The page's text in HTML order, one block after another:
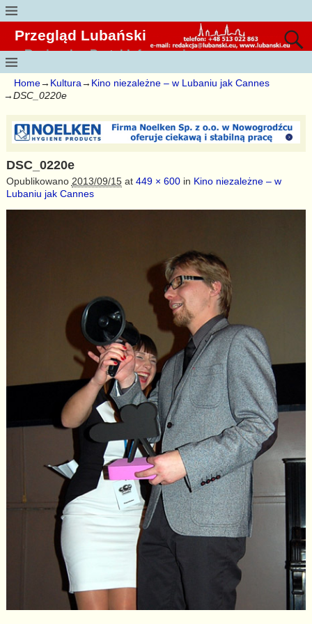
Przegląd Lubański
Regionalny Portal Informacyjny
Home→ Kultura→ Kino niezależne – w Lubaniu jak Cannes
→DSC_0220e
DSC_0220e
Opublikowano 2013/09/15at 449 × 600in Kino niezależne – w
Lubaniu jak Cannes